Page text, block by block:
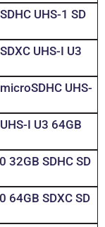
UHS-1 SD
UHS-I U3
UHS-
I U3 64GB
32GB SDHC SD
64GB SDXC SD